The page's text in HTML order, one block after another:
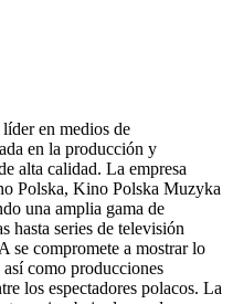
en medios de
en la producción y
alta calidad. La empresa
Polska, Kino Polska Muzyka
una amplia gama de
hasta series de televisión
se compromete a mostrar lo
como producciones
los espectadores polacos. La